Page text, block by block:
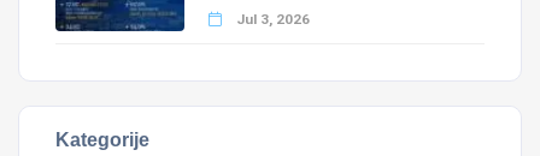
Jul 3, 2026
Kategorije